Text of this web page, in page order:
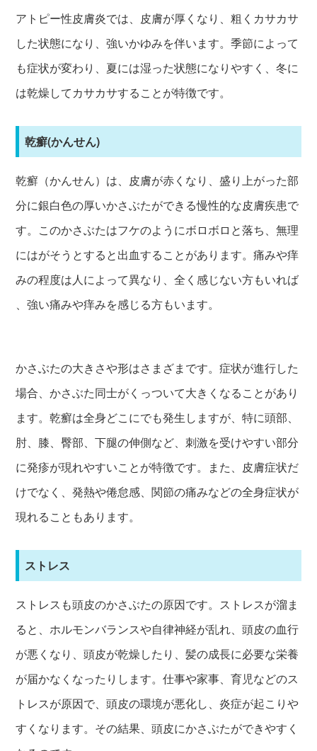
アトピー性皮膚炎では、皮膚が厚くなり、粗くカサカサ
した状態になり、強いかゆみを伴います。季節によって
も症状が変わり、夏には湿った状態になりやすく、冬に
は乾燥してカサカサすることが特徴です。
乾癬(かんせん)
乾癬（かんせん）は、皮膚が赤くなり、盛り上がった部
分に銀白色の厚いかさぶたができる慢性的な皮膚疾患で
す。このかさぶたはフケのようにボロボロと落ち、無理
にはがそうとすると出血することがあります。痛みや痒
みの程度は人によって異なり、全く感じない方もいれば
、強い痛みや痒みを感じる方もいます。
かさぶたの大きさや形はさまざまです。症状が進行した
場合、かさぶた同士がくっついて大きくなることがあり
ます。乾癬は全身どこにでも発生しますが、特に頭部、
肘、膝、臀部、下腿の伸側など、刺激を受けやすい部分
に発疹が現れやすいことが特徴です。また、皮膚症状だ
けでなく、発熱や倦怠感、関節の痛みなどの全身症状が
現れることもあります。
ストレス
ストレスも頭皮のかさぶたの原因です。ストレスが溜ま
ると、ホルモンバランスや自律神経が乱れ、頭皮の血行
が悪くなり、頭皮が乾燥したり、髪の成長に必要な栄養
が届かなくなったりします。仕事や家事、育児などのス
トレスが原因で、頭皮の環境が悪化し、炎症が起こりや
すくなります。その結果、頭皮にかさぶたができやすく